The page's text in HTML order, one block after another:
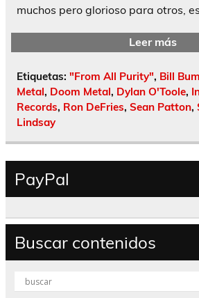
muchos pero glorioso para otros,
Leer más
Etiquetas: "From All Purity", Bill
Metal, Doom Metal, Dylan O'Toole,
Records, Ron DeFries, Sean Patton,
Lindsay
PayPal
Buscar contenidos